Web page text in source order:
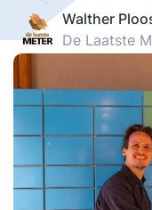
Walther
De Laatste